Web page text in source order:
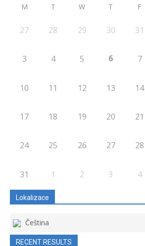
M T W T F
27 28 29 30 31
3 4 5 6 7
10 11 12 13 14
17 18 19 20 21
24 25 26 27 28
31 1 2 3 4
Lokalizace
Čeština
RECENT RESULTS